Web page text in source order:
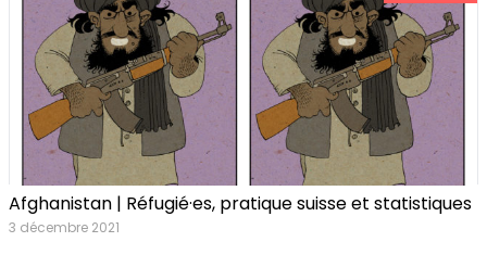
Afghanistan | Réfugié·es, pratique suisse et statistiques
3 décembre 2021